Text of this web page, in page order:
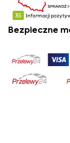
Bezpieczne